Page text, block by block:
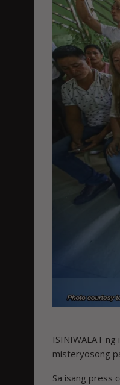
ISINIWALAT
misteryosong
Sa isang press